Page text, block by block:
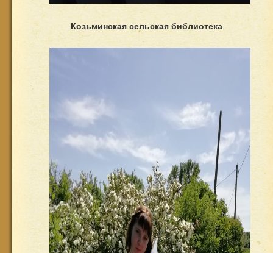
Козьминская сельская библиотека